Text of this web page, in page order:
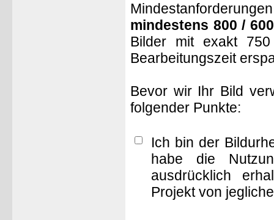
mindestens 800 /
Bilder mit exakt
Bearbeitungszeit
Bevor wir Ihr Bild
folgender Punkte:
Ich bin der
habe die
ausdrücklich
Projekt von